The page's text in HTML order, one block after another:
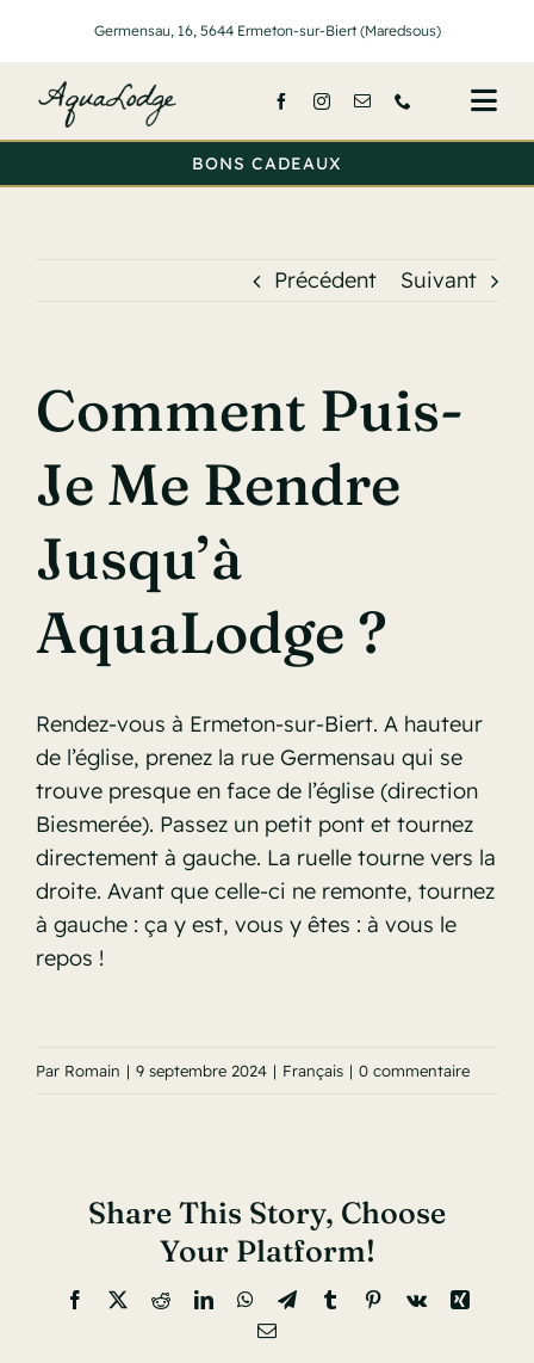
contenu
Germensau, 16, 5644 Ermeton-sur-Biert (Maredsous)
BONS CADEAUX
Précédent Suivant
Comment Puis-
Je Me Rendre
Jusqu’à
AquaLodge ?
Rendez-vous à Ermeton-sur-Biert. A hauteur
de l’église, prenez la rue Germensau qui se
trouve presque en face de l’église (direction
Biesmerée). Passez un petit pont et tournez
directement à gauche. La ruelle tourne vers la
droite. Avant que celle-ci ne remonte, tournez
à gauche : ça y est, vous y êtes : à vous le
repos !
Par Romain | 9 septembre 2024 | Français | 0 commentaire
Share This Story, Choose
Your Platform!
Facebook
X RedditLinkedInWhatsApp
TelegramTumblrPinterest
Vk
Xing
Email